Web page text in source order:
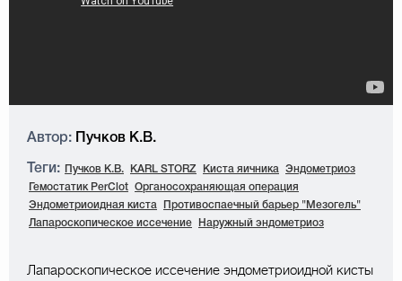
Автор: Пучков К.В.
Теги: Пучков К.В. KARL STORZ Киста яичника
Эндометриоз
Гемостатик PerClot
Органосохраняющая операция
Эндометриоидная киста
Противоспаечный барьер "Мезогель"
Лапароскопическое иссечение
Наружный эндометриоз
Лапароскопическое иссечение эндометриоидной кисты